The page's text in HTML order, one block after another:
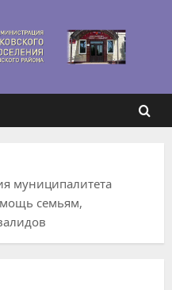
муниципалитета
семьям,